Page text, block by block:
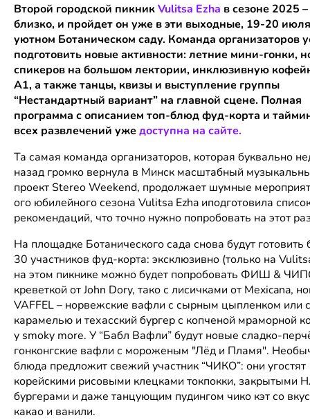
Второй городской пикникVulitsa Ezha в сезоне 2025
близко, и пройдет он уже в эти выходные, 19-20
уютном Ботаническом саду. Команда организаторов
подготовить новые активности: летние мини-гонки,
спикеров на большом лектории, инклюзивную
А1, а также танцы, квизы и выступление группы
“Нестандартный вариант” на главной сцене. Полная
программа с описанием топ-блюд фуд-корта и
всех развлечений ужедоступна на сайте.
Та самая команда организаторов, которая буквально
назад громко вернула в Минск масштабный
проект Stereo Weekend, продолжает шумные
ого юбилейного сезона Vulitsa Ezha иподготовила
рекомендаций, что точно нужно попробовать на этот
На площадке Ботанического сада снова будут готовить
30 участников фуд-корта: эксклюзивно (только на
на этом пикнике можно будет попробовать ФИШ &
креветкой отJohn Dory, тако с лисичками от Mexicana,
VAFFEL – норвежские вафли с сырным цыпленком или
карамелью и техасский бургер с копченой мраморной
у smoky more. У “Бабл Вафли” будут новые сладко-
гонконгские вафли с мороженым "Лёд и Пламя".
блюда предложит свежий участник “ЧИКО”: они угостят
корейскими рисовыми клецками токпокки, закрытыми
бургерами и даже танцующим пудингом чико кэт со
какао и ванили.